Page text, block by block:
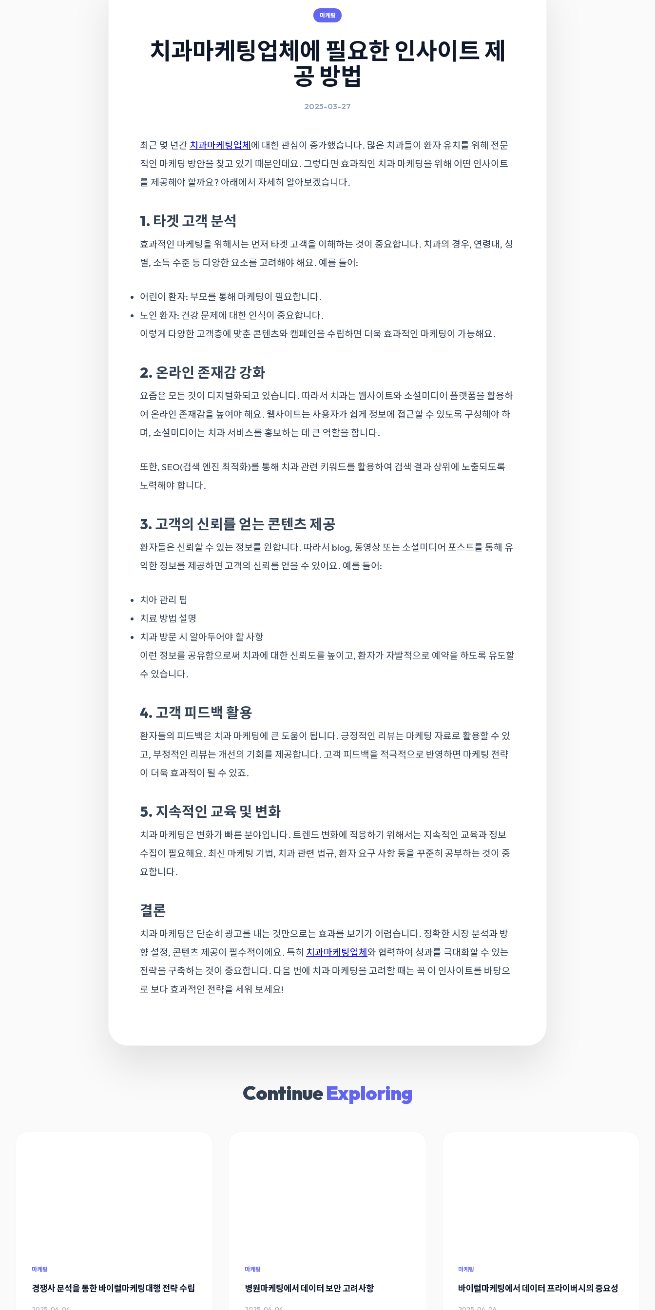
마케팅
치과마케팅업체에 필요한 인사이트 제
공 방법
2025-03-27
최근 몇 년간 치과마케팅업체 에 대한 관심이 증가했습니다. 많은 치과들이 환자 유치를 위해 전문
적인 마케팅 방안을 찾고 있기 때문인데요. 그렇다면 효과적인 치과 마케팅을 위해 어떤 인사이트
를 제공해야 할까요? 아래에서 자세히 알아보겠습니다.
1. 타겟 고객 분석
효과적인 마케팅을 위해서는 먼저 타겟 고객을 이해하는 것이 중요합니다. 치과의 경우, 연령대, 성
별, 소득 수준 등 다양한 요소를 고려해야 해요. 예를 들어:
어린이 환자: 부모를 통해 마케팅이 필요합니다.
노인 환자: 건강 문제에 대한 인식이 중요합니다.
이렇게 다양한 고객층에 맞춘 콘텐츠와 캠페인을 수립하면 더욱 효과적인 마케팅이 가능해요.
2. 온라인 존재감 강화
요즘은 모든 것이 디지털화되고 있습니다. 따라서 치과는 웹사이트와 소셜미디어 플랫폼을 활용하
여 온라인 존재감을 높여야 해요. 웹사이트는 사용자가 쉽게 정보에 접근할 수 있도록 구성해야 하
며, 소셜미디어는 치과 서비스를 홍보하는 데 큰 역할을 합니다.
또한, SEO(검색 엔진 최적화)를 통해 치과 관련 키워드를 활용하여 검색 결과 상위에 노출되도록
노력해야 합니다.
3. 고객의 신뢰를 얻는 콘텐츠 제공
환자들은 신뢰할 수 있는 정보를 원합니다. 따라서 blog, 동영상 또는 소셜미디어 포스트를 통해 유
익한 정보를 제공하면 고객의 신뢰를 얻을 수 있어요. 예를 들어:
치아 관리 팁
치료 방법 설명
치과 방문 시 알아두어야 할 사항
이런 정보를 공유함으로써 치과에 대한 신뢰도를 높이고, 환자가 자발적으로 예약을 하도록 유도할
수 있습니다.
4. 고객 피드백 활용
환자들의 피드백은 치과 마케팅에 큰 도움이 됩니다. 긍정적인 리뷰는 마케팅 자료로 활용할 수 있
고, 부정적인 리뷰는 개선의 기회를 제공합니다. 고객 피드백을 적극적으로 반영하면 마케팅 전략
이 더욱 효과적이 될 수 있죠.
5. 지속적인 교육 및 변화
치과 마케팅은 변화가 빠른 분야입니다. 트렌드 변화에 적응하기 위해서는 지속적인 교육과 정보
수집이 필요해요. 최신 마케팅 기법, 치과 관련 법규, 환자 요구 사항 등을 꾸준히 공부하는 것이 중
요합니다.
결론
치과 마케팅은 단순히 광고를 내는 것만으로는 효과를 보기가 어렵습니다. 정확한 시장 분석과 방
향 설정, 콘텐츠 제공이 필수적이에요. 특히 치과마케팅업체 와 협력하여 성과를 극대화할 수 있는
전략을 구축하는 것이 중요합니다. 다음 번에 치과 마케팅을 고려할 때는 꼭 이 인사이트를 바탕으
로 보다 효과적인 전략을 세워 보세요!
ContinueExploring
마케팅
경쟁사 분석을 통한 바이럴마케팅대행 전략 수립
마케팅
병원마케팅에서 데이터 보안 고려사항
마케팅
바이럴마케팅에서 데이터 프라이버시의 중요성